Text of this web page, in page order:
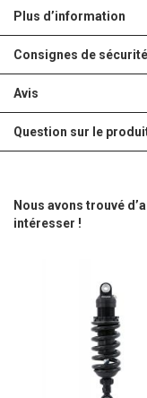
Plus d’information
Consignes de sécurité
Avis
Question sur le
Nous avons trouvé
intéresser !